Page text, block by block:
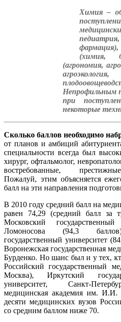
Химия –
(химия,
(агрономия,
Непрофильным
при
некоторые
Сколько баллов необходимо
от планов и амбиций
специальности всегда был
хирург, офтальмолог,
востребованные,
Пожалуй, этим объясняется
балл на эти направления
В 2010 году средний балл на
равен 74,29 (средний балл за
Московский
Ломоносова (94,3
государственный университет
Воронежская государственная
Бурденко. Но шанс был и у тех,
Российский государственный
Москва), Иркутский
университет, Санкт-
медицинская академия им.
десяти медицинских вузов
со средним баллом ниже 70.